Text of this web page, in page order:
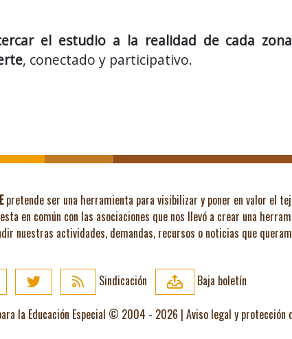
el estudio a la realidad de cada
, conectado y participativo.
pretende ser una herramienta para visibilizar y poner en valor el
en común con las asociaciones que nos llevó a crear una
nuestras actividades, demandas, recursos o noticias que
Sindicación
Baja boletín
la Educación Especial © 2004 - 2026 | Aviso legal y protección